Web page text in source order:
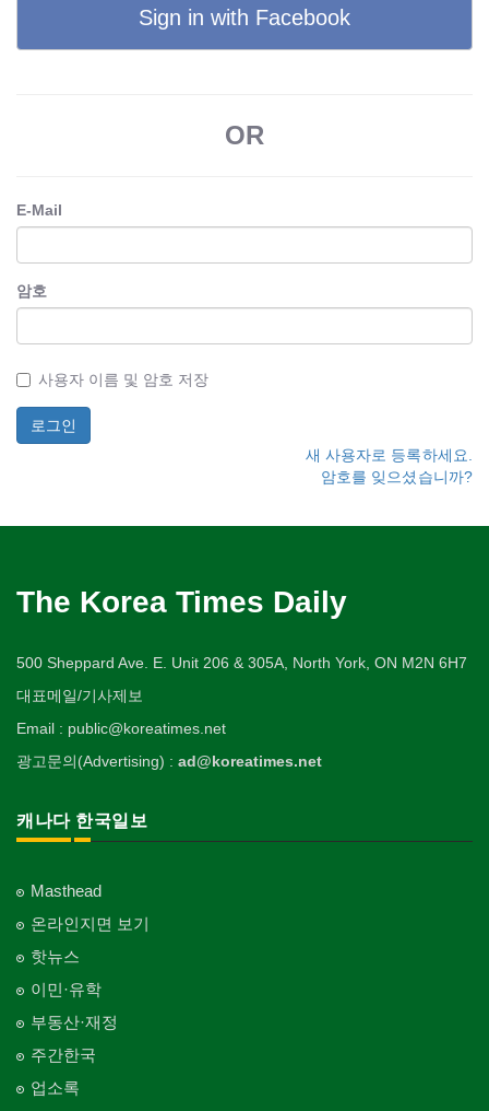
Sign in with Facebook
OR
E-Mail
암호
사용자 이름 및 암호 저장
새 사용자로 등록하세요.
암호를 잊으셨습니까?
The Korea Times Daily
500 Sheppard Ave. E. Unit 206 & 305A, North York, ON M2N 6H7
대표메일/기사제보
Email : public@koreatimes.net
광고문의(Advertising) : ad@koreatimes.net
캐나다 한국일보
Masthead
온라인지면 보기
핫뉴스
이민·유학
부동산·재정
주간한국
업소록